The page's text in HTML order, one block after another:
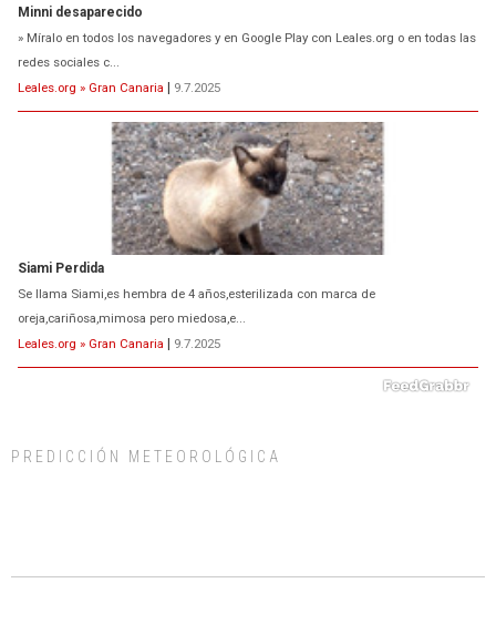
Minni desaparecido
» Míralo en todos los navegadores y en Google Play con Leales.org o en todas las
redes sociales c...
Leales.org » Gran Canaria
9.7.2025
Siami Perdida
Se llama Siami,es hembra de 4 años,esterilizada con marca de
oreja,cariñosa,mimosa pero miedosa,e...
Leales.org » Gran Canaria
9.7.2025
días, ella incluida...
PREDICCIÓN METEOROLÓGICA